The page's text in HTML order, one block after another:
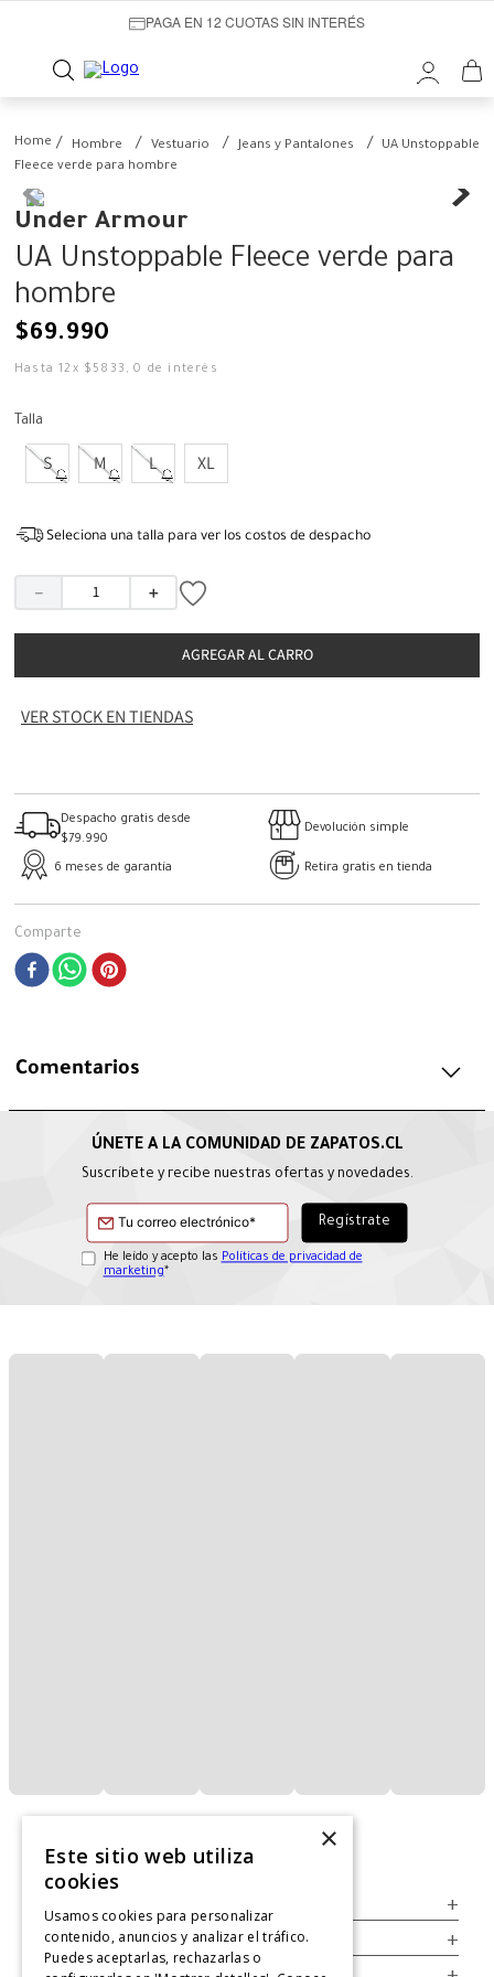
PAGA EN 12 CUOTAS SIN INTERÉS
Hombre Vestuario Jeans y Pantalones
UA Unstoppable
Fleece verde para hombre
Under Armour
UA Unstoppable Fleece verde para
hombre
$69.990
Hasta12 x $ 5833 ,0 de interés
Talla
S M L XL
Seleciona una talla para ver los costos de despacho
＋
－
AGREGAR AL CARRO
VER STOCK EN TIENDAS
Despacho gratis desde
$79.990
Devolución simple
6 meses de garantía Retira gratis en tienda
Comparte
Comentarios
Suscríbete y recibe nuestras ofertas y novedades.
He leído y acepto las Políticas de privacidad de
marketing*
+
Legal +
×
Este sitio web utiliza
cookies
Usamos cookies para personalizar
contenido, anuncios y analizar el tráfico.
Puedes aceptarlas, rechazarlas o